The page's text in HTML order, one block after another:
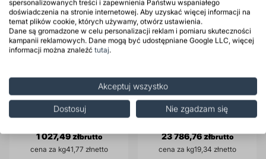
ROKAmer 1010 Surfaktant
niskopienny, składniki
formulacji kanister 20 kg
1 027,49 zł
cena za kg41,77 zł
ROKAmer 1010/50 Surfaktant
niskopienny, składniki
formulacji DPPL 1000 kg
23 786,76 zł
cena za kg19,34 zł
spersonalizowanych treści i zapewnienia Państwu wspaniałego
doświadczenia na stronie internetowej. Aby uzyskać więcej informacji na
temat plików cookie, których używamy, otwórz ustawienia.
Dane są gromadzone w celu personalizacji reklam i pomiaru skuteczności
kampanii reklamowych. Dane mogą być udostępniane Google LLC, więcej
informacji można znaleźć tutaj.
Akceptuj wszystko
Dostosuj Nie zgadzam się